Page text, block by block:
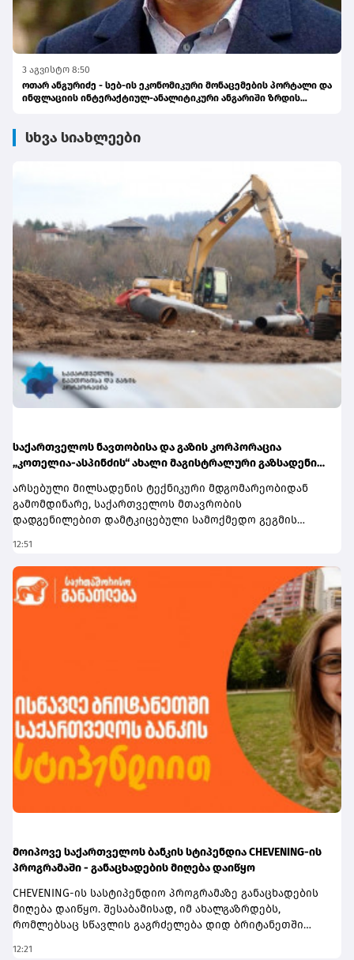
3 აგვისტო 8:50
ოთარ ანგურიძე - სებ-ის ეკონომიკური მონაცემების პორტალი და
ინფლაციის ინტერაქტიულ-ანალიტიკური ანგარიში ზრდის
სხვა სიახლეები
საქართველოს ნავთობისა და გაზის კორპორაცია
„კოთელია-ასპინძის“ ახალი მაგისტრალური გაზსადენის
არსებული მილსადენის ტექნიკური მდგომარეობიდან
გამომდინარე, საქართველოს მთავრობის
დადგენილებით დამტკიცებული სამოქმედო გეგმის
მშენებლობის გადაწყვეტილება მიიღო, რომელიც ძველ
ინფრასტრუქტურას სრულად ჩაანაცვლებს. პროექტზე
მომზადებულია გარემოსდაცვითი პროცედურებით
გათვალისწინებული სკოპინგისდასკვნაც. სახელმწიფო
შესყიდვების ერთიან ელექტრონულ პლატფორმაზე
შესაბამისი ტენდერის პირობები უკვე განთავსებულია.
დასრულდება.საქართველოს ნავთობისა და გაზის
კორპორაციის მიმდინარე და დაგეგმილი პროექტები,
რომლებიც მაგისტრალური გაზსადენებისა და მათი
განშტოებების დაპროექტებასა და მშენებლობას
მოიცავს, მნიშვნელოვნად შეუწყობს ხელს სისტემის
გამტარუნარიანობის გაზრდას, მის სტაბილურ
ფუნქციონირებას, მოსახლეობისა და სტრატეგიული
ობიექტების უწყვეტ გაზმომარაგებას.
12:51
მოიპოვე საქართველოს ბანკის სტიპენდია CHEVENING-ის
პროგრამაში - განაცხადების მიღება დაიწყო
CHEVENING-ის სასტიპენდიო პროგრამაზე განაცხადების
მიღება დაიწყო. შესაბამისად, იმ ახალგაზრდებს,
რომლებსაც სწავლის გაგრძელება დიდ ბრიტანეთში
გახდნენ საქართველოს ბანკის სტიპენდიატები და
12:21